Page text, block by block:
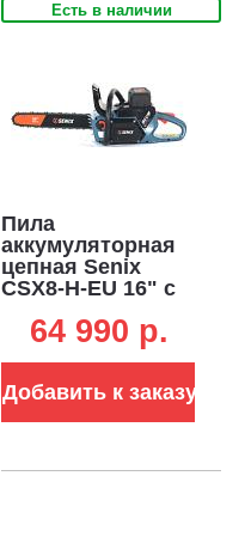
Есть в наличии
Пила
аккумуляторная
цепная Senix
CSX8-H-EU 16" с
(PRC, BL 84В, 5
кВт, 0.325"-1.3-
64 990 p.
Добавить к заказу